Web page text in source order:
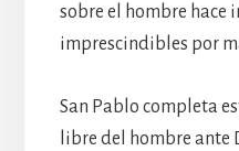
sobre el hombre hace
imprescindibles por
San Pablo completa
libre del hombre ante